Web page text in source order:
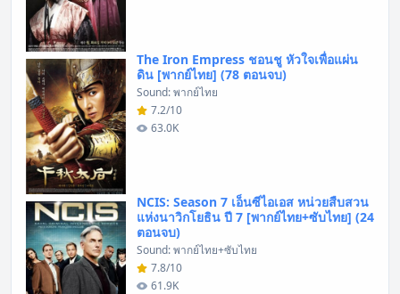
The Iron Empress ชอนชู หัวใจเพื่อแผ่น
ดิน [พากย์ไทย] (78 ตอนจบ)
Sound: พากย์ไทย
7.2/10
63.0K
NCIS: Season 7 เอ็นซีไอเอส หน่วยสืบสวน
แห่งนาวิกโยธิน ปี 7 [พากย์ไทย+ซับไทย] (24
ตอนจบ)
Sound: พากย์ไทย+ซับไทย
7.8/10
61.9K